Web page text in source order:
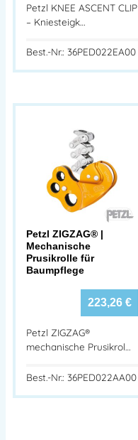
Petzl KNEE ASCENT CLIP
– Kniesteigk…
Best.-Nr.: 36PED022EA00
Petzl ZIGZAG® |
Mechanische
Prusikrolle für
Baumpflege
223,26 €
Petzl ZIGZAG®
mechanische Prusikrol…
Best.-Nr.: 36PED022AA00